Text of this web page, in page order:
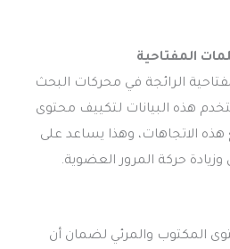
المفتاحية
الرائجة في محركات البحث
هذه البيانات لتكييف محتوى
الاتجاهات، وهذا يساعد على
حركة المرور العضوية.
المكتوب والمرئي لضمان أن